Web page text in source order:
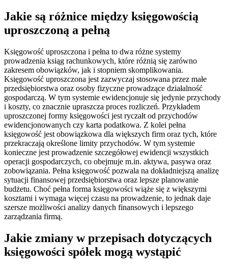
Jakie są różnice między księgowością
uproszczoną a pełną
Księgowość uproszczona i pełna to dwa różne systemy
prowadzenia ksiąg rachunkowych, które różnią się zarówno
zakresem obowiązków, jak i stopniem skomplikowania.
Księgowość uproszczona jest zazwyczaj stosowana przez małe
przedsiębiorstwa oraz osoby fizyczne prowadzące działalność
gospodarczą. W tym systemie ewidencjonuje się jedynie przychody
i koszty, co znacznie upraszcza proces rozliczeń. Przykładem
uproszczonej formy księgowości jest ryczałt od przychodów
ewidencjonowanych czy karta podatkowa. Z kolei pełna
księgowość jest obowiązkowa dla większych firm oraz tych, które
przekraczają określone limity przychodów. W tym systemie
konieczne jest prowadzenie szczegółowej ewidencji wszystkich
operacji gospodarczych, co obejmuje m.in. aktywa, pasywa oraz
zobowiązania. Pełna księgowość pozwala na dokładniejszą analizę
sytuacji finansowej przedsiębiorstwa oraz lepsze planowanie
budżetu. Choć pełna forma księgowości wiąże się z większymi
kosztami i wymaga więcej czasu na prowadzenie, to jednak daje
szersze możliwości analizy danych finansowych i lepszego
zarządzania firmą.
Jakie zmiany w przepisach dotyczących
księgowości spółek mogą wystąpić